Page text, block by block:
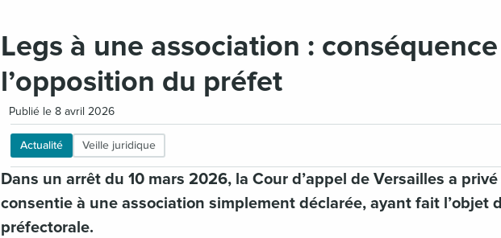
Legs à une association :
l’opposition du préfet
Publié le 8 avril 2026
Actualité Veille juridique
Dans un arrêt du 10 mars 2026, la Cour d’appel de Versailles a
consentie à une association simplement déclarée, ayant fait l’objet
préfectorale.